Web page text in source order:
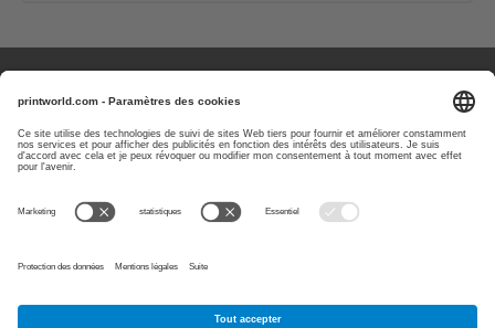
Des questions ou des remarques ?
Vous pouvez nous contacter les
jours ouvrés de 08 h à 17 h
0800-77920
info@printworld.com